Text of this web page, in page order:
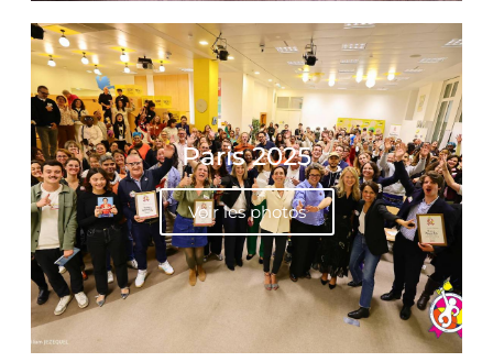
Paris 2025
Voir les photos